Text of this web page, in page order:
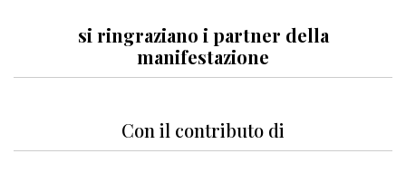
si ringraziano i partner della
manifestazione
Con il contributo di